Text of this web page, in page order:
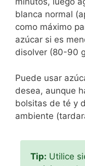
blanca normal
como máximo
azúcar si es
disolver (80-90
Puede usar
desea, aunque
bolsitas de té y
ambiente
Tip: Utilice